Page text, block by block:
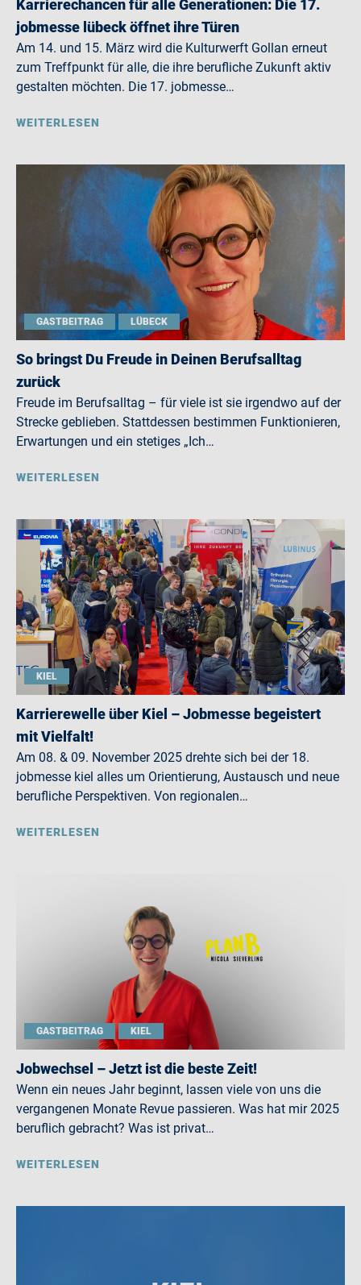
Karrierechancen für alle Generationen: Die 17.
jobmesse lübeck öffnet ihre Türen
Am 14. und 15. März wird die Kulturwerft Gollan erneut
zum Treffpunkt für alle, die ihre berufliche Zukunft aktiv
gestalten möchten. Die 17. jobmesse…
WEITERLESEN
GASTBEITRAG LÜBECK
So bringst Du Freude in Deinen Berufsalltag
zurück
Freude im Berufsalltag – für viele ist sie irgendwo auf der
Strecke geblieben. Stattdessen bestimmen Funktionieren,
Erwartungen und ein stetiges „Ich…
WEITERLESEN
KIEL
Karrierewelle über Kiel – Jobmesse begeistert
mit Vielfalt!
Am 08. & 09. November 2025 drehte sich bei der 18.
jobmesse kiel alles um Orientierung, Austausch und neue
berufliche Perspektiven. Von regionalen…
WEITERLESEN
GASTBEITRAG KIEL
Jobwechsel – Jetzt ist die beste Zeit!
Wenn ein neues Jahr beginnt, lassen viele von uns die
vergangenen Monate Revue passieren. Was hat mir 2025
beruflich gebracht? Was ist privat…
WEITERLESEN